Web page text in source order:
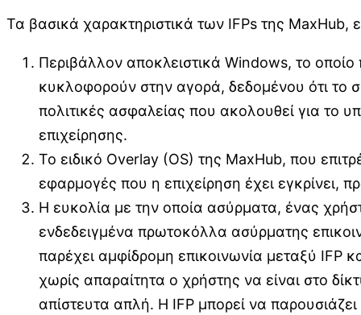
Τα βασικά χαρακτηριστικά των IFPs της MaxHub,
Περιβάλλον αποκλειστικά Windows, το
κυκλοφορούν στην αγορά, δεδομένου ότι το
πολιτικές ασφαλείας που ακολουθεί για το
επιχείρησης.
Το ειδικό Overlay (OS) της MaxHub, που
εφαρμογές που η επιχείρηση έχει εγκρίνει,
Η ευκολία με την οποία ασύρματα, ένας
ενδεδειγμένα πρωτοκόλλα ασύρματης
παρέχει αμφίδρομη επικοινωνία μεταξύ IFP
χωρίς απαραίτητα ο χρήστης να είναι στο
απίστευτα απλή. Η IFP μπορεί να